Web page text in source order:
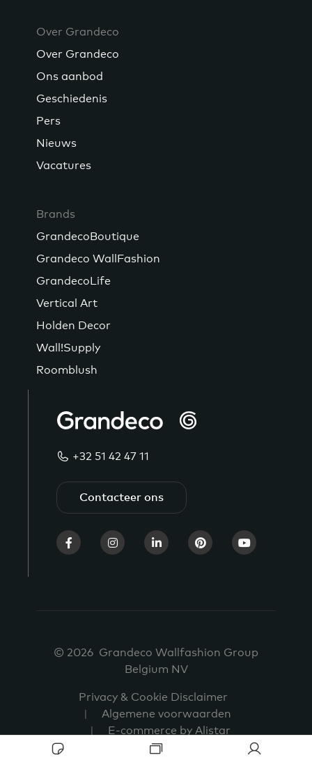
Over Grandeco
Over Grandeco
Ons aanbod
Geschiedenis
Pers
Nieuws
Vacatures
Brands
GrandecoBoutique
Grandeco WallFashion
GrandecoLife
Vertical Art
Holden Decor
Wall!Supply
Roomblush
+32 51 42 47 11
Contacteer ons
© 2026 Grandeco Wallfashion Group
Belgium NV
Privacy & Cookie Disclaimer
Algemene voorwaarden
E-commerce by Alistar